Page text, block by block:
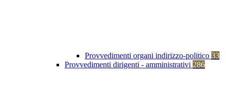
Provvedimenti organi indirizzo-politico 33
Provvedimenti dirigenti - amministrativi 286